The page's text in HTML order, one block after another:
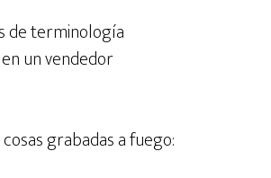
de terminología
un vendedor
grabadas a fuego: